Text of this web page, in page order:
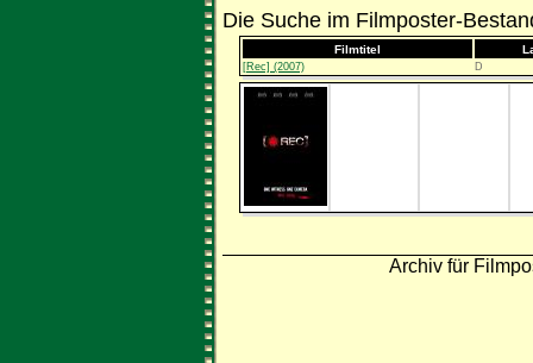
Die Suche im Filmposter-
Filmtitel
[Rec] (2007) D
Archiv für